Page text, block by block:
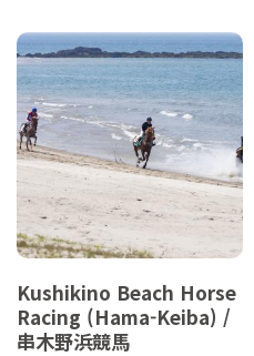
Kushikino Beach Horse
Racing (Hama-Keiba) /
串木野浜競馬